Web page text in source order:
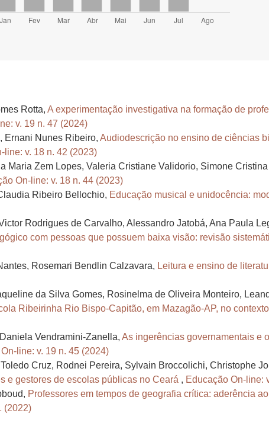
Rotta, A experimentação investigativa na formação de
v. 19 n. 47 (2024)
Ernani Nunes Ribeiro, Audiodescrição no ensino de ciências
line: v. 18 n. 42 (2023)
Maria Zem Lopes, Valeria Cristiane Validorio, Simone
On-line: v. 18 n. 44 (2023)
Ribeiro Bellochio, Educação musical e unidocência:
Rodrigues de Carvalho, Alessandro Jatobá, Ana Paula
com pessoas que possuem baixa visão: revisão
Rosemari Bendlin Calzavara, Leitura e ensino de
da Silva Gomes, Rosinelma de Oliveira Monteiro,
Ribeirinha Rio Bispo-Capitão, em Mazagão-AP, no
Vendramini-Zanella, As ingerências governamentais e
line: v. 19 n. 45 (2024)
Cruz, Rodnei Pereira, Sylvain Broccolichi, Christophe
e gestores de escolas públicas no Ceará , Educação On-line:
Professores em tempos de geografia crítica: aderência
(2022)